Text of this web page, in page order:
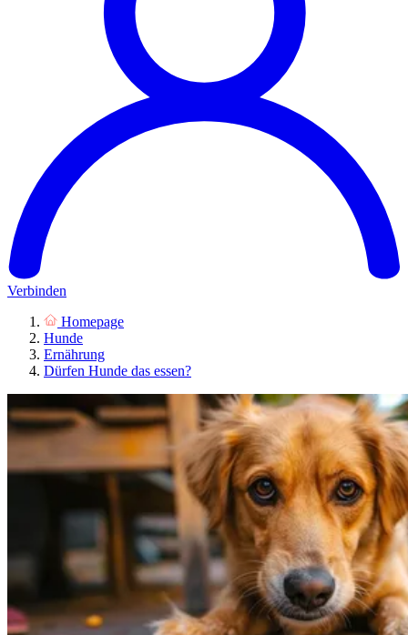
Verbinden
Homepage
Hunde
Ernährung
Dürfen Hunde das essen?